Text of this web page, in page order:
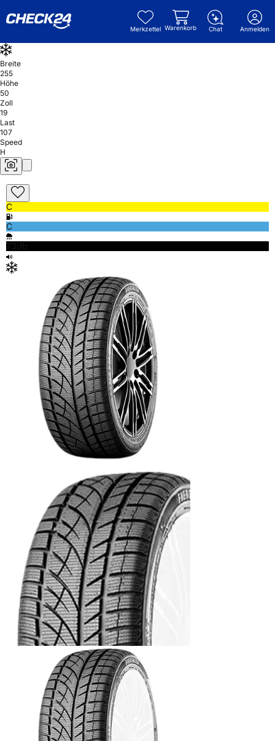
Merkzettel Warenkorb Chat Anmelden
Breite
255
Höhe
50
Zoll
19
Last
107
Speed
H
C
C
73db